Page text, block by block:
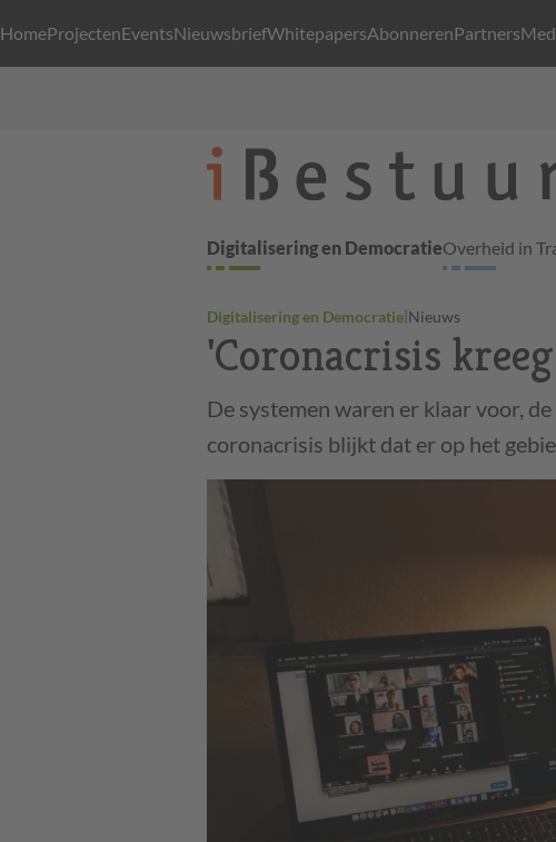
HomeProjectenEventsNieuwsbriefWhitepapersAbonnerenPartners
Digitalisering en DemocratieOverheid in
Digitalisering en Democratie|Nieuws
'Coronacrisis
De systemen waren er klaar voor,
coronacrisis blijkt dat er op het